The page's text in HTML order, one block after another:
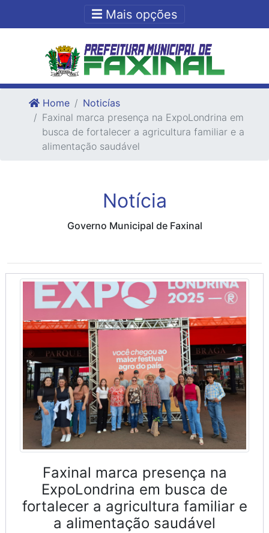
Ir para o fim do conteudo
Mais opções
Home
Noticías
Faxinal marca presença na ExpoLondrina em
busca de fortalecer a agricultura familiar e a
alimentação saudável
Notícia
Governo Municipal de Faxinal
Faxinal marca presença na
ExpoLondrina em busca de
fortalecer a agricultura familiar e
a alimentação saudável